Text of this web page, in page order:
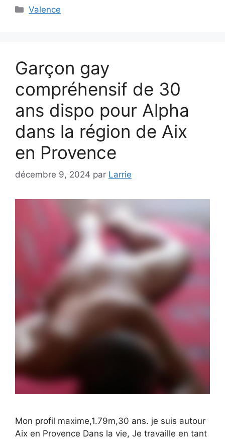
Catégories
Valence
Garçon gay
compréhensif de 30
ans dispo pour Alpha
dans la région de Aix
en Provence
décembre 9, 2024 par Larrie
Mon profil maxime,1.79m,30 ans. je suis autour
Aix en Provence Dans la vie, Je travaille en tant